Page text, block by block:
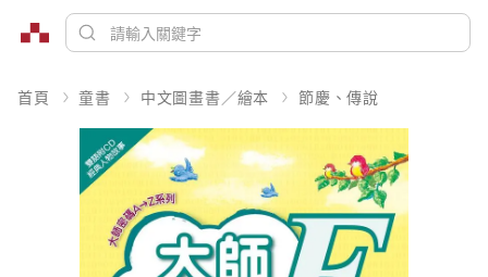
首頁 童書 中文圖畫書／繪本 節慶、傳說